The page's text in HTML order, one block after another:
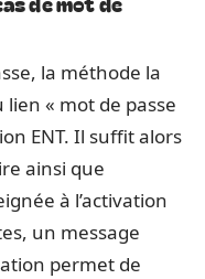
la méthode la
lien « mot de passe
ENT. Il suffit alors
ainsi que
à l’activation
un message
permet de